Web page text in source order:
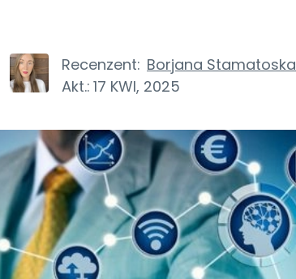
Recenzent: Borjana Stamatoska
Akt.: 17 KWI, 2025